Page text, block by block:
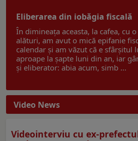
Eliberarea din iobăgia fiscală
În dimineața aceasta, la cafea, cu
alături, am avut o mică epifanie
calendar și am văzut că e sfârșitul
aproape la șapte luni din an, iar
și eliberator: abia acum, simb ...
Video News
Videointerviu cu ex-